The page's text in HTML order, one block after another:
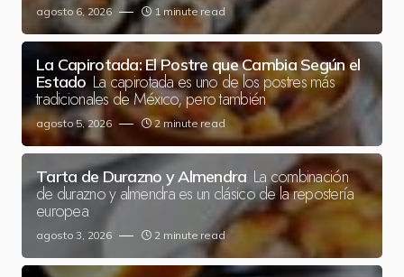
agosto 6, 2026 1 minute read
La Capirotada: El Postre que Cambia Según el
Estado La capirotada es uno de los postres más
tradicionales de México, pero también
agosto 5, 2026 2 minute read
Tarta de Durazno y Almendra La combinación
de durazno y almendra es un clásico de la repostería
europea
agosto 3, 2026 2 minute read